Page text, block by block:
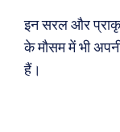
Laptops
Mobiles
इन सरल और
के मौसम में भी
हैं।